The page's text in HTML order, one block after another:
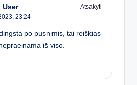
User
Atsakyti
23:24
po pusnimis, tai reiškias
iš viso.